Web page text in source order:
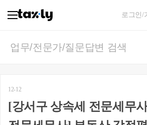
로그인/
12-12
[강서구 상속세 전문세무